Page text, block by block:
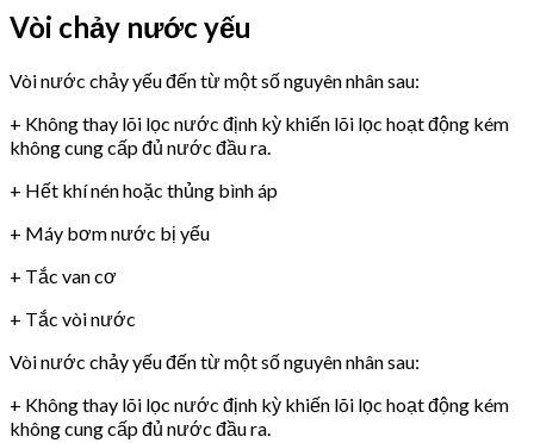
Vòi chảy nước yếu
Vòi nước chảy yếu đến từ một số nguyên nhân sau:
+ Không thay lõi lọc nước định kỳ khiến lõi lọc hoạt động kém
không cung cấp đủ nước đầu ra.
+ Hết khí nén hoặc thủng bình áp
+ Máy bơm nước bị yếu
+ Tắc van cơ
+ Tắc vòi nước
Vòi nước chảy yếu đến từ một số nguyên nhân sau:
+ Không thay lõi lọc nước định kỳ khiến lõi lọc hoạt động kém
không cung cấp đủ nước đầu ra.